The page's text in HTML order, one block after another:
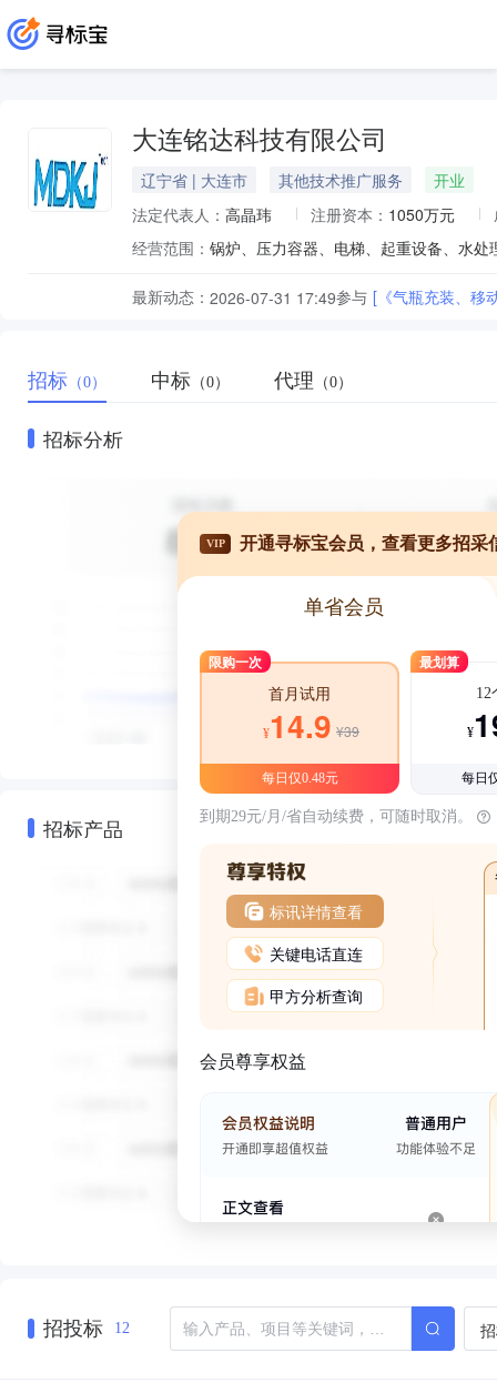
大连铭达科技有限公司
辽宁省 | 大连市 其他技术推广服务
开业
法定代表人： 高晶玮 注册资本： 1050万元
经营范围：
最新动态： 2026-07-31 17:49参与 [《气瓶充装、移
招标 （0） 中标 （0） 代理 （0）
招标分析
招标产品
VIP 开通寻标宝会员，查看更多招采
单省会员
限购一次
首月试用
¥14.9 ¥39
每日仅0.48元
最划算
12
¥
每日
到期29元/月/省自动续费，可随时取消。
标讯详情查看
关键电话直连
甲方分析查询
会员尊享权益
招投标 12